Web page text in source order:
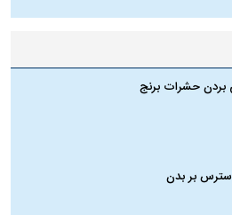
بردن حشرات برنج
استرس بر بدن